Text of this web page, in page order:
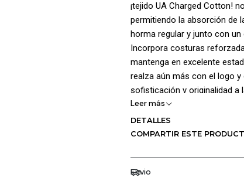
¡tejido UA Charged Cotton!
permitiendo la absorción de
horma regular y junto con
Incorpora costuras
mantenga en excelente
realza aún más con el logo
sofisticación y originalidad a
Composición 60% algodón
Leer más
DETALLES
COMPARTIR ESTE
Envio